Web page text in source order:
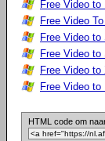
Free Video
Free Video
Free Video
Free Video
Free Video
Free Video to
HTML code om